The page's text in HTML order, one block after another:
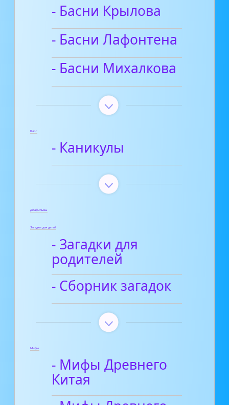
- Басни Крылова
- Басни Лафонтена
- Басни Михалкова
Блог
- Каникулы
Диафильмы
Загадки для детей
- Загадки для
родителей
- Сборник загадок
Мифы
- Мифы Древнего
Китая